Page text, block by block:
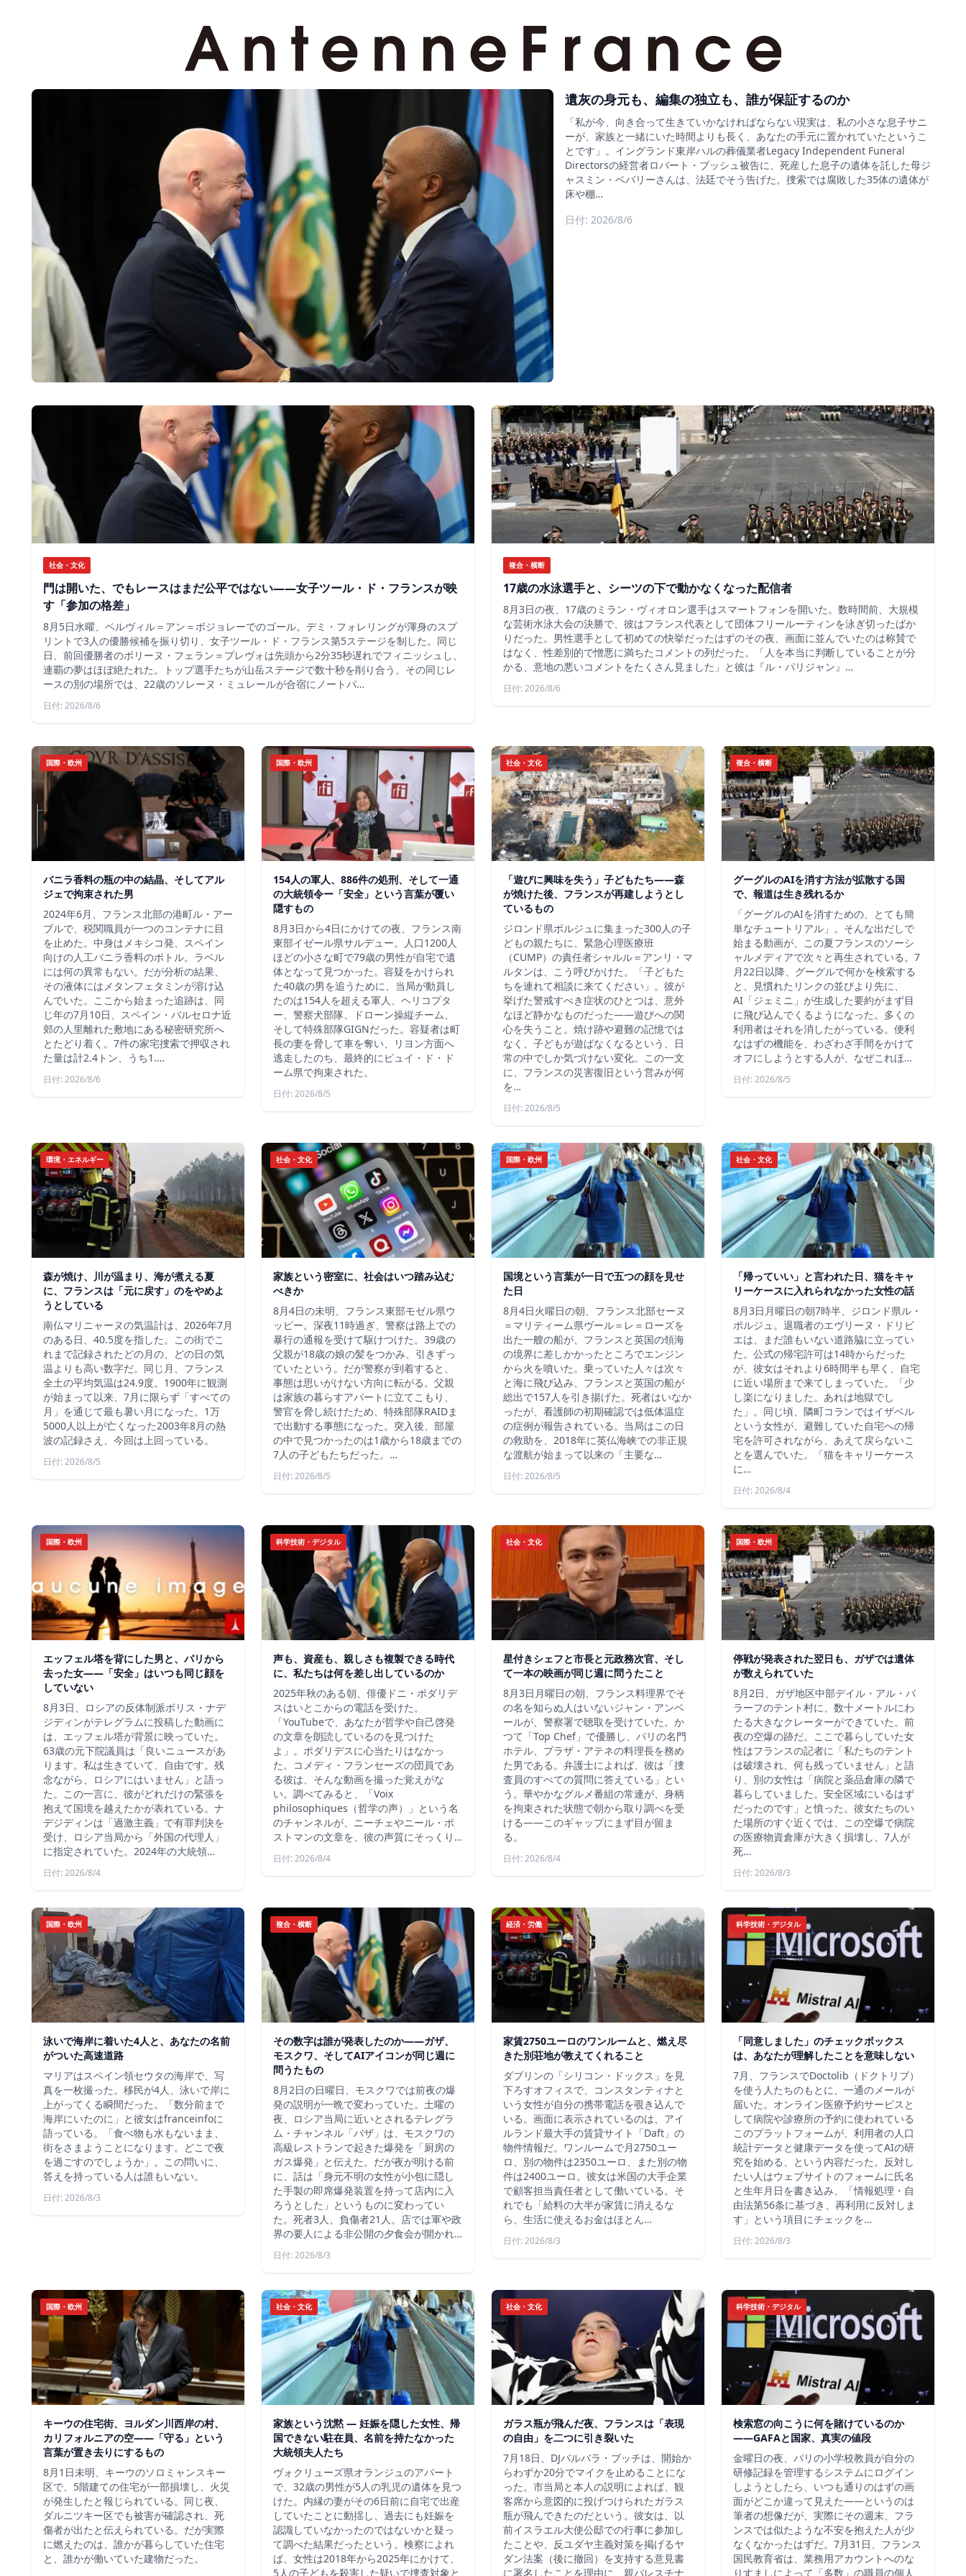
遺灰の身元も、編集の独立も、誰が保証するのか
「私が今、向き合って生きていかなければならない現実は、私の小さな息子サニ
ーが、家族と一緒にいた時間よりも長く、あなたの手元に置かれていたというこ
とです」。イングランド東岸ハルの葬儀業者Legacy Independent Funeral
Directorsの経営者ロバート・ブッシュ被告に、死産した息子の遺体を託した母ジ
ャスミン・ベバリーさんは、法廷でそう告げた。捜索では腐敗した35体の遺体が
床や棚…
日付: 2026/8/6
社会・文化
門は開いた、でもレースはまだ公平ではない――女子ツール・ド・フランスが映
す「参加の格差」
8月5日水曜、ベルヴィル＝アン＝ボジョレーでのゴール。デミ・フォレリングが渾身のスプ
リントで3人の優勝候補を振り切り、女子ツール・ド・フランス第5ステージを制した。同じ
日、前回優勝者のポリーヌ・フェラン＝プレヴォは先頭から2分35秒遅れでフィニッシュし、
連覇の夢はほぼ絶たれた。トップ選手たちが山岳ステージで数十秒を削り合う、その同じレ
ースの別の場所では、22歳のソレーヌ・ミュレールが合宿にノートパ…
日付: 2026/8/6
複合・横断
17歳の水泳選手と、シーツの下で動かなくなった配信者
8月3日の夜、17歳のミラン・ヴィオロン選手はスマートフォンを開いた。数時間前、大規模
な芸術水泳大会の決勝で、彼はフランス代表として団体フリールーティンを泳ぎ切ったばか
りだった。男性選手として初めての快挙だったはずのその夜、画面に並んでいたのは称賛で
はなく、性差別的で憎悪に満ちたコメントの列だった。「人を本当に判断していることが分
かる、意地の悪いコメントをたくさん見ました」と彼は『ル・パリジャン』…
日付: 2026/8/6
国際・欧州
バニラ香料の瓶の中の結晶、そしてアル
ジェで拘束された男
2024年6月、フランス北部の港町ル・アー
ブルで、税関職員が一つのコンテナに目
を止めた。中身はメキシコ発、スペイン
向けの人工バニラ香料のボトル。ラベル
には何の異常もない。だが分析の結果、
その液体にはメタンフェタミンが溶け込
んでいた。ここから始まった追跡は、同
じ年の7月10日、スペイン・バルセロナ近
郊の人里離れた敷地にある秘密研究所へ
とたどり着く。7件の家宅捜索で押収され
た量は計2.4トン、うち1.…
日付: 2026/8/6
国際・欧州
154人の軍人、886件の処刑、そして一通
の大統領令ー「安全」という言葉が覆い
隠すもの
8月3日から4日にかけての夜、フランス南
東部イゼール県サルデュー。人口1200人
ほどの小さな町で79歳の男性が自宅で遺
体となって見つかった。容疑をかけられ
た40歳の男を追うために、当局が動員し
たのは154人を超える軍人、ヘリコプタ
ー、警察犬部隊、ドローン操縦チーム、
そして特殊部隊GIGNだった。容疑者は町
長の妻を脅して車を奪い、リヨン方面へ
逃走したのち、最終的にピュイ・ド・ド
ーム県で拘束された。
日付: 2026/8/5
社会・文化
「遊びに興味を失う」子どもたち——森
が焼けた後、フランスが再建しようとし
ているもの
ジロンド県ポルジュに集まった300人の子
どもの親たちに、緊急心理医療班
（CUMP）の責任者シャルル＝アンリ・マ
ルタンは、こう呼びかけた。「子どもた
ちを連れて相談に来てください」。彼が
挙げた警戒すべき症状のひとつは、意外
なほど静かなものだった――遊びへの関
心を失うこと。焼け跡や避難の記憶では
なく、子どもが遊ばなくなるという、日
常の中でしか気づけない変化。この一文
に、フランスの災害復旧という営みが何
を…
日付: 2026/8/5
複合・横断
グーグルのAIを消す方法が拡散する国
で、報道は生き残れるか
「グーグルのAIを消すための、とても簡
単なチュートリアル」。そんな出だしで
始まる動画が、この夏フランスのソーシ
ャルメディアで次々と再生されている。7
月22日以降、グーグルで何かを検索する
と、見慣れたリンクの並びより先に、
AI「ジェミニ」が生成した要約がまず目
に飛び込んでくるようになった。多くの
利用者はそれを消したがっている。便利
なはずの機能を、わざわざ手間をかけて
オフにしようとする人が、なぜこれほ…
日付: 2026/8/5
環境・エネルギー
森が焼け、川が温まり、海が煮える夏
に、フランスは「元に戻す」のをやめよ
うとしている
南仏マリニャーヌの気温計は、2026年7月
のある日、40.5度を指した。この街でこ
れまで記録されたどの月の、どの日の気
温よりも高い数字だ。同じ月、フランス
全土の平均気温は24.9度。1900年に観測
が始まって以来、7月に限らず「すべての
月」を通じて最も暑い月になった。1万
5000人以上が亡くなった2003年8月の熱
波の記録さえ、今回は上回っている。
日付: 2026/8/5
社会・文化
家族という密室に、社会はいつ踏み込む
べきか
8月4日の未明、フランス東部モゼル県ウ
ッピー。深夜11時過ぎ、警察は路上での
暴行の通報を受けて駆けつけた。39歳の
父親が18歳の娘の髪をつかみ、引きずっ
ていたという。だが警察が到着すると、
事態は思いがけない方向に転がる。父親
は家族の暮らすアパートに立てこもり、
警官を脅し続けたため、特殊部隊RAIDま
で出動する事態になった。突入後、部屋
の中で見つかったのは1歳から18歳までの
7人の子どもたちだった。…
日付: 2026/8/5
国際・欧州
国境という言葉が一日で五つの顔を見せ
た日
8月4日火曜日の朝、フランス北部セーヌ
＝マリティーム県ヴール＝レ＝ローズを
出た一艘の船が、フランスと英国の領海
の境界に差しかかったところでエンジン
から火を噴いた。乗っていた人々は次々
と海に飛び込み、フランスと英国の船が
総出で157人を引き揚げた。死者はいなか
ったが、看護師の初期確認では低体温症
の症例が報告されている。当局はこの日
の救助を、2018年に英仏海峡での非正規
な渡航が始まって以来の「主要な…
日付: 2026/8/5
社会・文化
「帰っていい」と言われた日、猫をキャ
リーケースに入れられなかった女性の話
8月3日月曜日の朝7時半、ジロンド県ル・
ポルジュ。退職者のエヴリーヌ・ドリビ
エは、まだ誰もいない道路脇に立ってい
た。公式の帰宅許可は14時からだった
が、彼女はそれより6時間半も早く、自宅
に近い場所まで来てしまっていた。「少
し楽になりました。あれは地獄でし
た」。同じ頃、隣町コランではイザベル
という女性が、避難していた自宅への帰
宅を許可されながら、あえて戻らないこ
とを選んでいた。「猫をキャリーケース
に…
日付: 2026/8/4
国際・欧州
エッフェル塔を背にした男と、パリから
去った女——「安全」はいつも同じ顔を
していない
8月3日、ロシアの反体制派ボリス・ナデ
ジディンがテレグラムに投稿した動画に
は、エッフェル塔が背景に映っていた。
63歳の元下院議員は「良いニュースがあ
ります。私は生きていて、自由です。残
念ながら、ロシアにはいません」と語っ
た。この一言に、彼がどれだけの緊張を
抱えて国境を越えたかが表れている。ナ
デジディンは「過激主義」で有罪判決を
受け、ロシア当局から「外国の代理人」
に指定されていた。2024年の大統領…
日付: 2026/8/4
科学技術・デジタル
声も、資産も、親しさも複製できる時代
に、私たちは何を差し出しているのか
2025年秋のある朝、俳優ドニ・ポダリデ
スはいとこからの電話を受けた。
「YouTubeで、あなたが哲学や自己啓発
の文章を朗読しているのを見つけた
よ」。ポダリデスに心当たりはなかっ
た。コメディ・フランセーズの団員であ
る彼は、そんな動画を撮った覚えがな
い。調べてみると、「Voix
philosophiques（哲学の声）」という名
のチャンネルが、ニーチェやニール・ポ
ストマンの文章を、彼の声質にそっくり…
日付: 2026/8/4
社会・文化
星付きシェフと市長と元政務次官、そし
て一本の映画が同じ週に問うたこと
8月3日月曜日の朝、フランス料理界でそ
の名を知らぬ人はいないジャン・アンベ
ールが、警察署で聴取を受けていた。か
つて「Top Chef」で優勝し、パリの名門
ホテル、プラザ・アテネの料理長を務め
た男である。弁護士によれば、彼は「捜
査員のすべての質問に答えている」とい
う。華やかなグルメ番組の常連が、身柄
を拘束された状態で朝から取り調べを受
ける――このギャップにまず目が留ま
る。
日付: 2026/8/4
国際・欧州
停戦が発表された翌日も、ガザでは遺体
が数えられていた
8月2日、ガザ地区中部デイル・アル・バ
ラーフのテント村に、数十メートルにわ
たる大きなクレーターができていた。前
夜の空爆の跡だ。ここで暮らしていた女
性はフランスの記者に「私たちのテント
は破壊され、何も残っていません」と語
り、別の女性は「病院と薬品倉庫の隣で
暮らしていました。安全区域にいるはず
だったのです」と憤った。彼女たちのい
た場所のすぐ近くでは、この空爆で病院
の医療物資倉庫が大きく損壊し、7人が
死…
日付: 2026/8/3
国際・欧州
泳いで海岸に着いた4人と、あなたの名前
がついた高速道路
マリアはスペイン領セウタの海岸で、写
真を一枚撮った。移民が4人、泳いで岸に
上がってくる瞬間だった。「数分前まで
海岸にいたのに」と彼女はfranceinfoに
語っている。「食べ物も水もないまま、
街をさまようことになります。どこで夜
を過ごすのでしょうか」。この問いに、
答えを持っている人は誰もいない。
日付: 2026/8/3
複合・横断
その数字は誰が発表したのか——ガザ、
モスクワ、そしてAIアイコンが同じ週に
問うたもの
8月2日の日曜日、モスクワでは前夜の爆
発の説明が一晩で変わっていた。土曜の
夜、ロシア当局に近いとされるテレグラ
ム・チャンネル「バザ」は、モスクワの
高級レストランで起きた爆発を「厨房の
ガス爆発」と伝えた。だが夜が明ける前
に、話は「身元不明の女性が小包に隠し
た手製の即席爆発装置を持って店内に入
ろうとした」というものに変わってい
た。死者3人、負傷者21人。店では軍や政
界の要人による非公開の夕食会が開かれ…
日付: 2026/8/3
経済・労働
家賃2750ユーロのワンルームと、燃え尽
きた別荘地が教えてくれること
ダブリンの「シリコン・ドックス」を見
下ろすオフィスで、コンスタンティナと
いう女性が自分の携帯電話を覗き込んで
いる。画面に表示されているのは、アイ
ルランド最大手の賃貸サイト「Daft」の
物件情報だ。ワンルームで月2750ユー
ロ、別の物件は2350ユーロ、また別の物
件は2400ユーロ。彼女は米国の大手企業
で顧客担当責任者として働いている。そ
れでも「給料の大半が家賃に消えるな
ら、生活に使えるお金はほとん…
日付: 2026/8/3
科学技術・デジタル
「同意しました」のチェックボックス
は、あなたが理解したことを意味しない
7月、フランスでDoctolib（ドクトリブ）
を使う人たちのもとに、一通のメールが
届いた。オンライン医療予約サービスと
して病院や診療所の予約に使われている
このプラットフォームが、利用者の人口
統計データと健康データを使ってAIの研
究を始める、という内容だった。反対し
たい人はウェブサイトのフォームに氏名
と生年月日を書き込み、「情報処理・自
由法第56条に基づき、再利用に反対しま
す」という項目にチェックを…
日付: 2026/8/3
国際・欧州
キーウの住宅街、ヨルダン川西岸の村、
カリフォルニアの空——「守る」という
言葉が置き去りにするもの
8月1日未明、キーウのソロミャンスキー
区で、5階建ての住宅が一部損壊し、火災
が発生したと報じられている。同じ夜、
ダルニツキー区でも被害が確認され、死
傷者が出たと伝えられている。だが実際
に燃えたのは、誰かが暮らしていた住宅
と、誰かが働いていた建物だった。
社会・文化
家族という沈黙 ― 妊娠を隠した女性、帰
国できない駐在員、名前を持たなかった
大統領夫人たち
ヴォクリューズ県オランジュのアパート
で、32歳の男性が5人の乳児の遺体を見つ
けた。内縁の妻がその6日前に自宅で出産
していたことに動揺し、過去にも妊娠を
認識していなかったのではないかと疑っ
て調べた結果だったという。検察によれ
ば、女性は2018年から2025年にかけて、
5人の子どもを殺害した疑いで捜査対象と
社会・文化
ガラス瓶が飛んだ夜、フランスは「表現
の自由」を二つに引き裂いた
7月18日、DJバルバラ・ブッチは、開始か
らわずか20分でマイクを止めることにな
った。市当局と本人の説明によれば、観
客席から意図的に投げつけられたガラス
瓶が飛んできたのだという。彼女は、以
前イスラエル大使公邸での行事に参加し
たことや、反ユダヤ主義対策を掲げるヤ
ダン法案（後に撤回）を支持する意見書
に署名したことを理由に、親パレスチナ
科学技術・デジタル
検索窓の向こうに何を賭けているのか
——GAFAと国家、真実の値段
金曜日の夜、パリの小学校教員が自分の
研修記録を管理するシステムにログイン
しようとしたら、いつも通りのはずの画
面がどこか違って見えた——というのは
筆者の想像だが、実際にその週末、フラ
ンスでは似たような不安を抱えた人が少
なくなかったはずだ。7月31日、フランス
国民教育省は、業務用アカウントへのな
りすましによって「多数」の職員の個人